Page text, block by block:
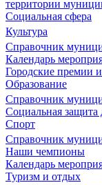
территории
Социальная сфера
Культура
Справочник
Календарь
Городские премии
Образование
Справочник
Социальная защита
Спорт
Справочник
Наши чемпионы
Календарь
Туризм и отдых